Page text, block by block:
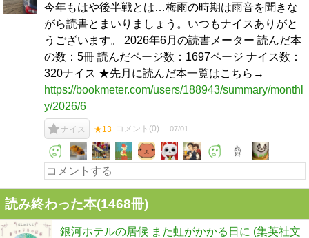
今年もはや後半戦とは…梅雨の時期は雨音を聞きな
がら読書とまいりましょう。いつもナイスありがと
うございます。 2026年6月の読書メーター 読んだ本
の数：5冊 読んだページ数：1697ページ ナイス数：
320ナイス ★先月に読んだ本一覧はこちら→
https://bookmeter.com/users/188943/summary/monthl
y/2026/6
ナイス ★13 コメント(0) 07/01
読み終わった本(1468冊)
銀河ホテルの居候 また虹がかかる日に (集英社文